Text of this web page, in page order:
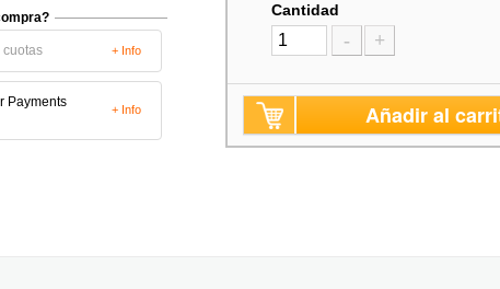
cuotas + Info
+ Info
Cantidad
- +
Añadir al